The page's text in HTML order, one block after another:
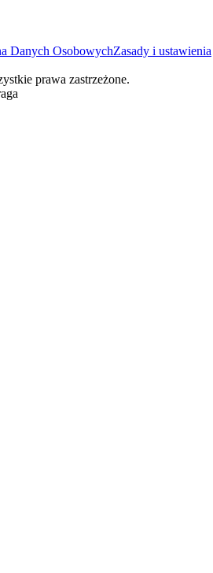
Danych OsobowychZasady i ustawienia
prawa zastrzeżone.